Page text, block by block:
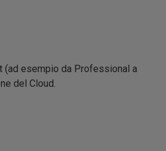
(ad esempio da Professional a
del Cloud.